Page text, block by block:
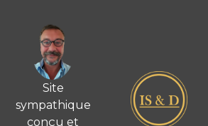
Site
sympathique
conçu et